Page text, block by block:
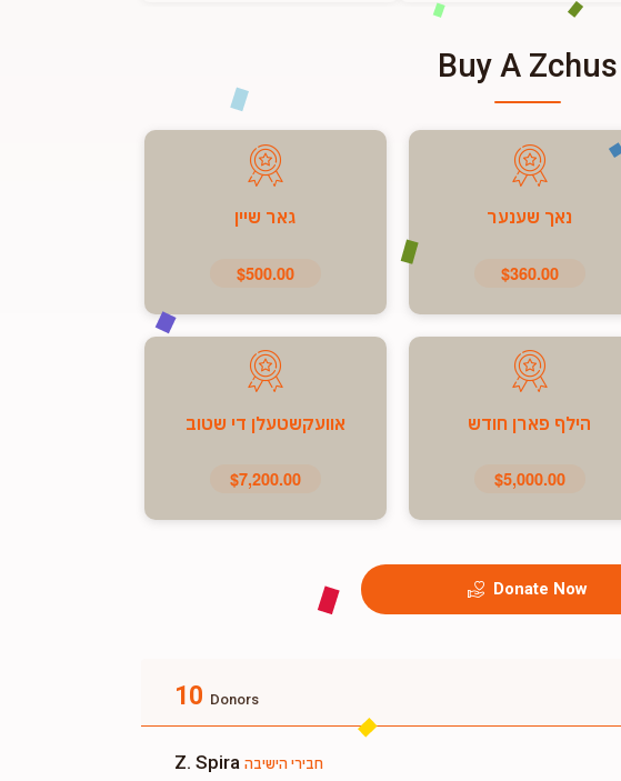
Buy A Zchus
נאך שענער
$360.00
גאר שיין
$500.00
הילף פארן חודש
$5,000.00
אוועקשטעלן די שטוב
$7,200.00
Donate Now
10 Donors
Z. Spira חבירי הישיבה